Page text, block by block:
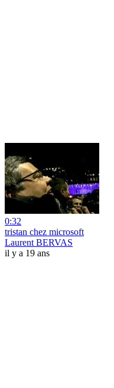
0:32
tristan chez microsoft
Laurent BERVAS
il y a 19 ans